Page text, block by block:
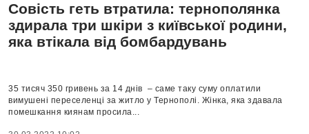
Совість геть втратила: тернополянка
здирала три шкіри з київської родини,
яка втікала від бомбардувань
35 тисяч 350 гривень за 14 днів – саме таку суму оплатили
вимушені переселенці за житло у Тернополі. Жінка, яка здавала
помешкання киянам просила...